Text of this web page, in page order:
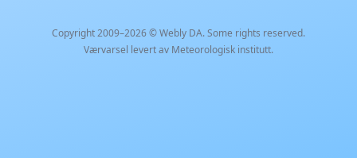
Copyright 2009–2026 ©Webly DA. Some rights reserved.
Værvarsel levert av Meteorologisk institutt.